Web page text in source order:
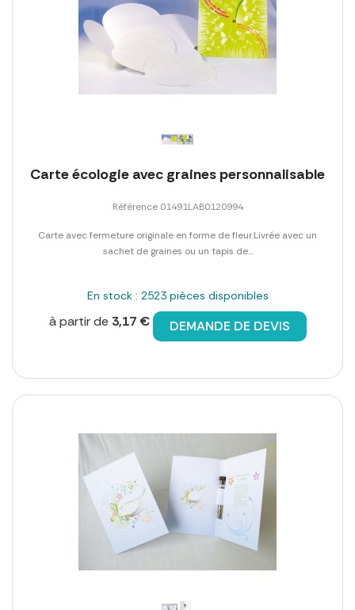
Carte écologie avec graines personnalisable
Référence 01491LAB0120994
Carte avec fermeture originale en forme de fleur.Livrée avec un
sachet de graines ou un tapis de...
En stock : 2523 pièces disponibles
à partir de 3,17 € DEMANDE DE DEVIS